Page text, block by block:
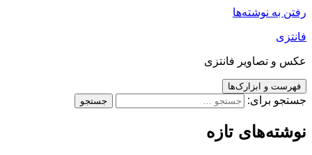
رفتن به نوشته‌ها
فانتزی
عکس و تصاویر فانتزی
فهرست و ابزارک‌ها
جستجو برای:
نوشته‌های تازه